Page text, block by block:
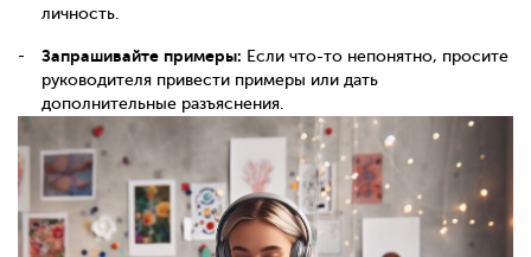
личность.
Запрашивайте примеры: Если что-то непонятно, просите
руководителя привести примеры или дать
дополнительные разъяснения.